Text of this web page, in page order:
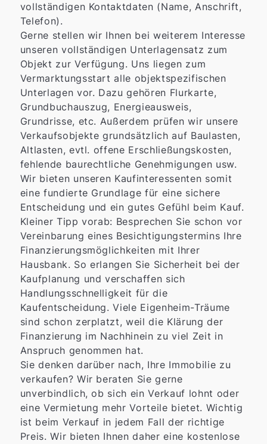
vollständigen Kontaktdaten (Name, Anschrift,
Telefon).
Gerne stellen wir Ihnen bei weiterem Interesse
unseren vollständigen Unterlagensatz zum
Objekt zur Verfügung. Uns liegen zum
Vermarktungsstart alle objektspezifischen
Unterlagen vor. Dazu gehören Flurkarte,
Grundbuchauszug, Energieausweis,
Grundrisse, etc. Außerdem prüfen wir unsere
Verkaufsobjekte grundsätzlich auf Baulasten,
Altlasten, evtl. offene Erschließungskosten,
fehlende baurechtliche Genehmigungen usw.
Wir bieten unseren Kaufinteressenten somit
eine fundierte Grundlage für eine sichere
Entscheidung und ein gutes Gefühl beim Kauf.
Kleiner Tipp vorab: Besprechen Sie schon vor
Vereinbarung eines Besichtigungstermins Ihre
Finanzierungsmöglichkeiten mit Ihrer
Hausbank. So erlangen Sie Sicherheit bei der
Kaufplanung und verschaffen sich
Handlungsschnelligkeit für die
Kaufentscheidung. Viele Eigenheim-Träume
sind schon zerplatzt, weil die Klärung der
Finanzierung im Nachhinein zu viel Zeit in
Anspruch genommen hat.
Sie denken darüber nach, Ihre Immobilie zu
verkaufen? Wir beraten Sie gerne
unverbindlich, ob sich ein Verkauf lohnt oder
eine Vermietung mehr Vorteile bietet. Wichtig
ist beim Verkauf in jedem Fall der richtige
Preis. Wir bieten Ihnen daher eine kostenlose